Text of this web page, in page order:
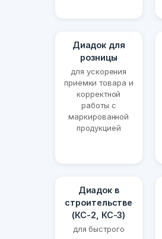
Диадок для
розницы
для ускорения
приемки товара и
корректной
работы с
маркированной
продукцией
Диадок в
строительстве
(КС-2, КС-3)
для быстрого